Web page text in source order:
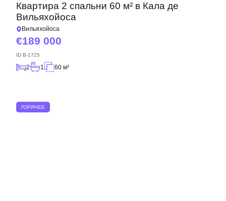
Квартира 2 спальни 60 м² в Кала де
Вильяхойоса
Вильяхойоса
189 000
ID B-1725
2 1 60 м²
ГОРЯЧЕЕ